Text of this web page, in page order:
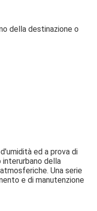
della destinazione o
ed a prova di
della
Una serie
e di manutenzione